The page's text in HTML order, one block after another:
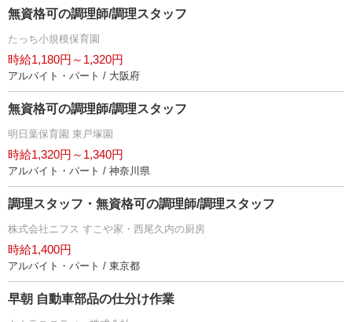
無資格可の調理師/調理スタッフ
たっち小規模保育園
時給1,180円～1,320円
アルバイト・パート / 大阪府
無資格可の調理師/調理スタッフ
明日葉保育園 東戸塚園
時給1,320円～1,340円
アルバイト・パート / 神奈川県
調理スタッフ・無資格可の調理師/調理スタッフ
株式会社ニフス すこや家・西尾久内の厨房
時給1,400円
アルバイト・パート / 東京都
早朝 自動車部品の仕分け作業